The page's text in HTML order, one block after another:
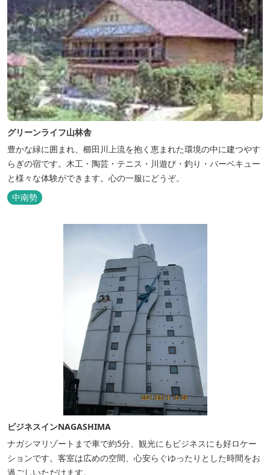
グリーンライフ山林舎
豊かな緑に囲まれ、櫛田川上流を抱く恵まれた環境の中に建つやす
らぎの宿です。木工・陶芸・テニス・川遊び・釣り・バーベキュー
と様々な体験ができます。心の一服にどうぞ。
中南勢
ビジネスインNAGASHIMA
ナガシマリゾートまで車で約5分、観光にもビジネスにも好ロケー
ションです。客室は広めの空間、心安らぐゆったりとした時間をお
過ごしいただけます。